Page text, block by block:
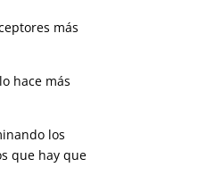
más
hace más
los
que hay que